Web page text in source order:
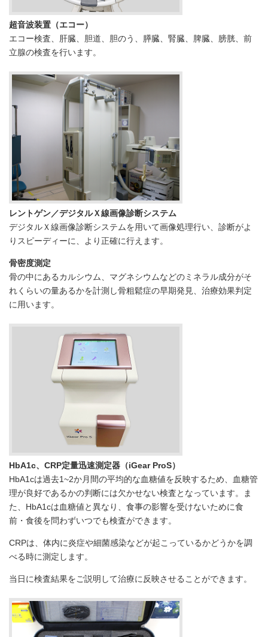
超音波装置（エコー）
エコー検査、肝臓、胆道、胆のう、膵臓、腎臓、脾臓、膀胱、前
立腺の検査を行います。
レントゲン／デジタルＸ線画像診断システム
デジタルＸ線画像診断システムを用いて画像処理行い、診断がよ
りスピーディーに、より正確に行えます。
骨密度測定
骨の中にあるカルシウム、マグネシウムなどのミネラル成分がそ
れくらいの量あるかを計測し骨粗鬆症の早期発見、治療効果判定
に用います。
HbA1c、CRP定量迅速測定器（iGear ProS）
HbA1cは過去1~2か月間の平均的な血糖値を反映するため、血糖管
理が良好であるかの判断には欠かせない検査となっています。ま
た、HbA1cは血糖値と異なり、食事の影響を受けないために食
前・食後を問わずいつでも検査ができます。
CRPは、体内に炎症や細菌感染などが起こっているかどうかを調
べる時に測定します。
当日に検査結果をご説明して治療に反映させることができます。